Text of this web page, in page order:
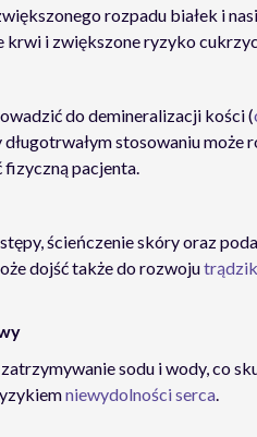
rozpadu białek i
krwi i zwiększone ryzyko
do demineralizacji kości (
stosowaniu może
fizyczną pacjenta.
ścieńczenie skóry oraz
dojść także do rozwoju
sodu i wody, co
niewydolności serca.